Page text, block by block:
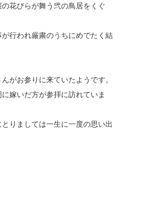
花びらが舞う弐の鳥居をくぐ
行われ厳粛のうちにめでたく結
がお参りに来ていたようです。
嫁いだ方が参拝に訪れていま
りましては一生に一度の思い出